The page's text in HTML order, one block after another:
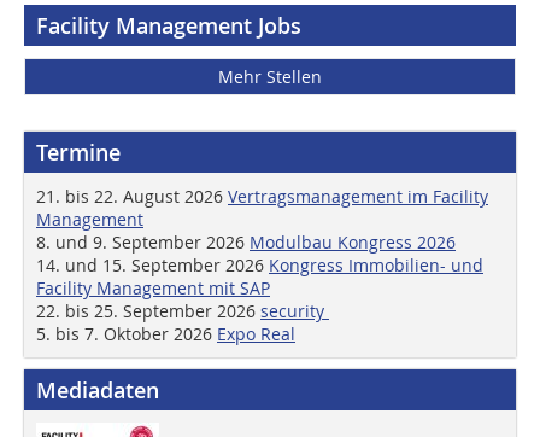
Facility Management Jobs
Mehr Stellen
Termine
21. bis 22. August 2026 Vertragsmanagement im Facility
Management
8. und 9. September 2026 Modulbau Kongress 2026
14. und 15. September 2026 Kongress Immobilien- und
Facility Management mit SAP
22. bis 25. September 2026 security
5. bis 7. Oktober 2026 Expo Real
Mediadaten